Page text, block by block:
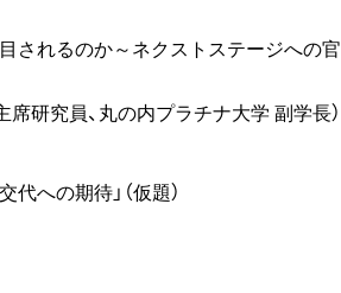
目されるのか～ネクストステージへの官
研究員、丸の内プラチナ大学 副学長）
代への期待」（仮題）